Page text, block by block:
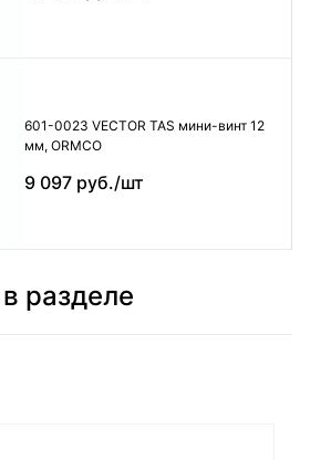
601-0023 VECTOR TAS мини-винт 12
мм, ORMCO
9 097 руб./шт
разделе